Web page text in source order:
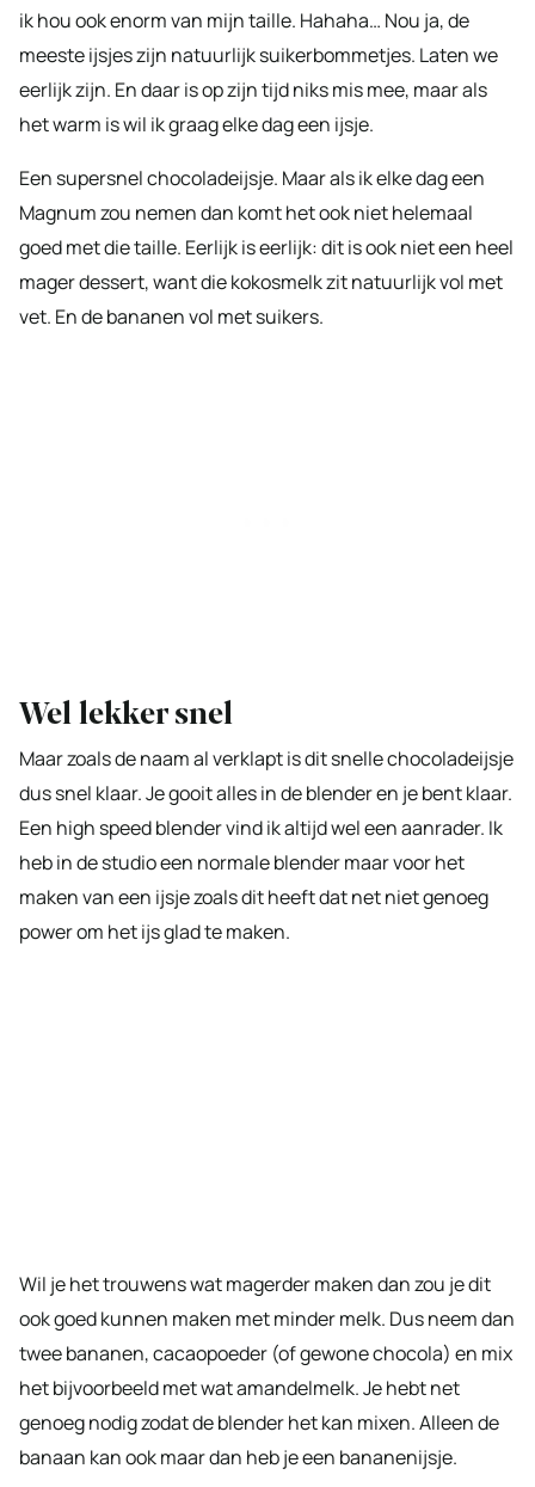
ik hou ook enorm van mijn taille. Hahaha… Nou ja, de
meeste ijsjes zijn natuurlijk suikerbommetjes. Laten we
eerlijk zijn. En daar is op zijn tijd niks mis mee, maar als
het warm is wil ik graag elke dag een ijsje.
Een supersnel chocoladeijsje. Maar als ik elke dag een
Magnum zou nemen dan komt het ook niet helemaal
goed met die taille. Eerlijk is eerlijk: dit is ook niet een heel
mager dessert, want die kokosmelk zit natuurlijk vol met
vet. En de bananen vol met suikers.
Wel lekker snel
Maar zoals de naam al verklapt is dit snelle chocoladeijsje
dus snel klaar. Je gooit alles in de blender en je bent klaar.
Een high speed blender vind ik altijd wel een aanrader. Ik
heb in de studio een normale blender maar voor het
maken van een ijsje zoals dit heeft dat net niet genoeg
power om het ijs glad te maken.
Wil je het trouwens wat magerder maken dan zou je dit
ook goed kunnen maken met minder melk. Dus neem dan
twee bananen, cacaopoeder (of gewone chocola) en mix
het bijvoorbeeld met wat amandelmelk. Je hebt net
genoeg nodig zodat de blender het kan mixen. Alleen de
banaan kan ook maar dan heb je een bananenijsje.